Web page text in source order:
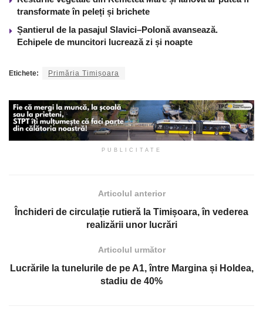
transformate în peleți și brichete
Șantierul de la pasajul Slavici–Polonă avansează.
Echipele de muncitori lucrează zi și noapte
Etichete: Primăria Timișoara
PUBLICITATE
Articolul anterior
Închideri de circulație rutieră la Timișoara, în vederea
realizării unor lucrări
Articolul următor
Lucrările la tunelurile de pe A1, între Margina și Holdea,
stadiu de 40%